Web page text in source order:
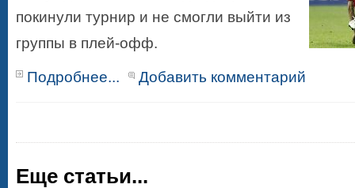
покинули турнир и не смогли выйти из
группы в плей-офф.
Подробнее... Добавить комментарий
Еще статьи...